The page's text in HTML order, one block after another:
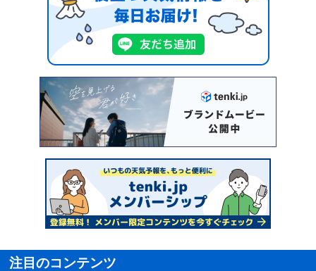
注目のコンテンツ